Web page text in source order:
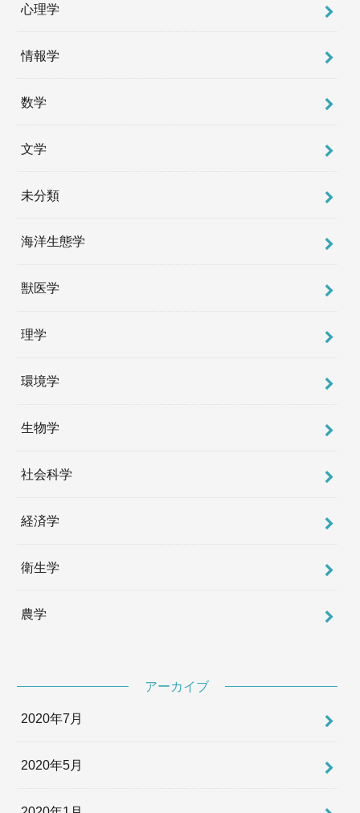
心理学
情報学
数学
文学
未分類
海洋生態学
獣医学
理学
環境学
生物学
社会科学
経済学
衛生学
農学
アーカイブ
2020年7月
2020年5月